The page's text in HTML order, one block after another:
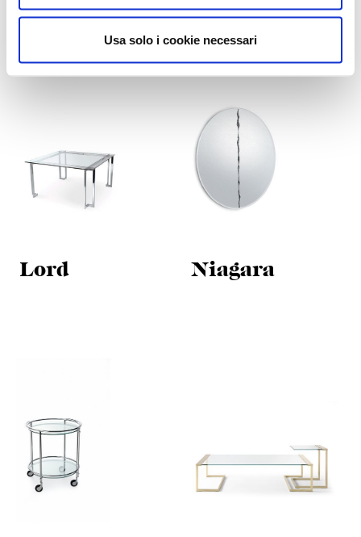
Usa solo i cookie necessari
Lord Niagara